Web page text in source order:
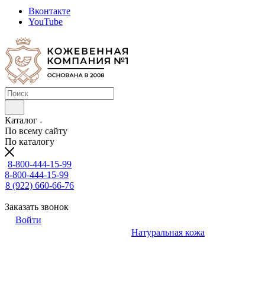
Вконтакте
YouTube
Каталог
По всему сайту
По каталогу
8-800-444-15-99
8-800-444-15-99
8 (922) 660-66-76
Заказать звонок
Войти
Натуральная кожа